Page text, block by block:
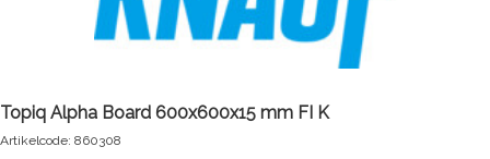
Topiq Alpha Board 600x600x15 mm FI K
Artikelcode: 860308